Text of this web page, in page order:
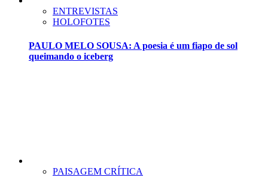
ENTREVISTAS
HOLOFOTES
PAULO MELO SOUSA: A poesia é um fiapo de sol
queimando o iceberg
PAISAGEM CRÍTICA